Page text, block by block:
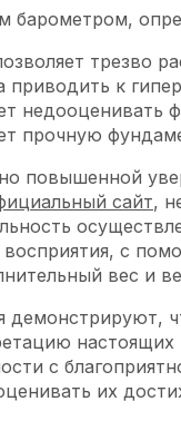
барометром,
трезво
приводить к
недооценивать
прочную
повышенной
сайт,
с
вес и
демонстрируют,
настоящих
с
их